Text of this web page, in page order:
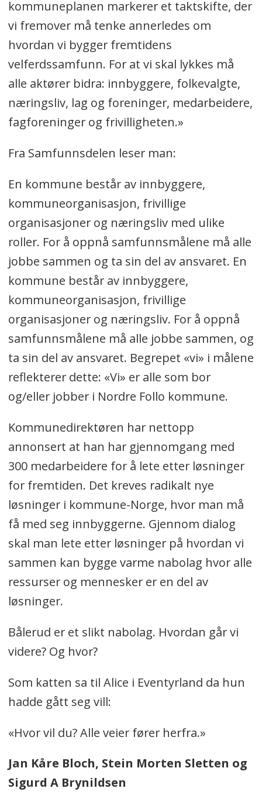
kommuneplanen markerer et taktskifte, der
vi fremover må tenke annerledes om
hvordan vi bygger fremtidens
velferdssamfunn. For at vi skal lykkes må
alle aktører bidra: innbyggere, folkevalgte,
næringsliv, lag og foreninger, medarbeidere,
fagforeninger og frivilligheten.»
Fra Samfunnsdelen leser man:
En kommune består av innbyggere,
kommuneorganisasjon, frivillige
organisasjoner og næringsliv med ulike
roller. For å oppnå samfunnsmålene må alle
jobbe sammen og ta sin del av ansvaret. En
kommune består av innbyggere,
kommuneorganisasjon, frivillige
organisasjoner og næringsliv. For å oppnå
samfunnsmålene må alle jobbe sammen, og
ta sin del av ansvaret. Begrepet «vi» i målene
reflekterer dette: «Vi» er alle som bor
og/eller jobber i Nordre Follo kommune.
Kommunedirektøren har nettopp
annonsert at han har gjennomgang med
300 medarbeidere for å lete etter løsninger
for fremtiden. Det kreves radikalt nye
løsninger i kommune-Norge, hvor man må
få med seg innbyggerne. Gjennom dialog
skal man lete etter løsninger på hvordan vi
sammen kan bygge varme nabolag hvor alle
ressurser og mennesker er en del av
løsninger.
Bålerud er et slikt nabolag. Hvordan går vi
videre? Og hvor?
Som katten sa til Alice i Eventyrland da hun
hadde gått seg vill:
«Hvor vil du? Alle veier fører herfra.»
Jan Kåre Bloch, Stein Morten Sletten og
Sigurd A Brynildsen